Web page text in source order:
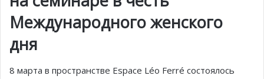
Международного женского
дня
8 марта в пространстве Espace Léo Ferré состоялось